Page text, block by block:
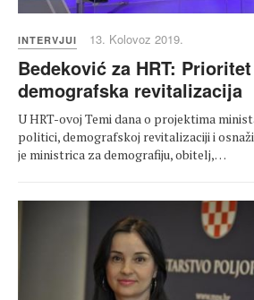
INTERVJUI 13. Kolovoz 2019.
Bedeković za HRT:
demografska revitalizacija
U HRT-ovoj Temi dana o projektima
politici, demografskoj revitalizaciji i
je ministrica za demografiju, obitelj,…